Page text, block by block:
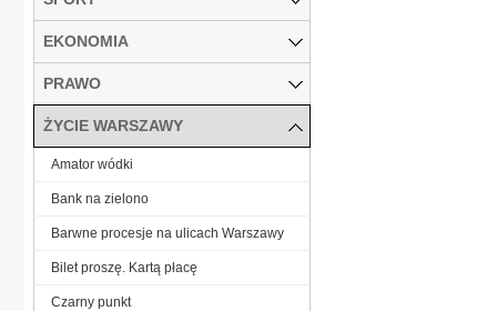
EKONOMIA
PRAWO
ŻYCIE WARSZAWY
Amator wódki
Bank na zielono
Barwne procesje na ulicach Warszawy
Bilet proszę. Kartą płacę
Czarny punkt